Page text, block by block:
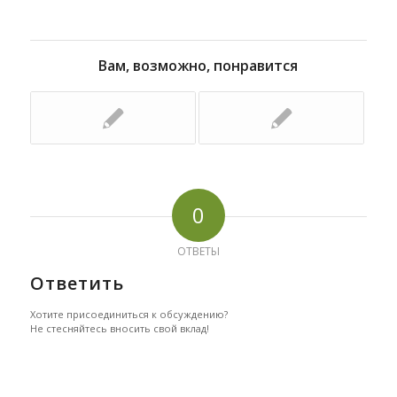
Вам, возможно, понравится
0
ОТВЕТЫ
Ответить
Хотите присоединиться к обсуждению?
Не стесняйтесь вносить свой вклад!